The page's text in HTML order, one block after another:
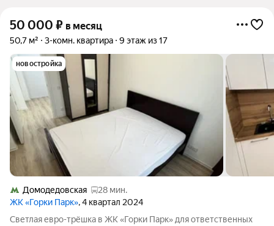
50 000 ₽ в месяц
50,7 м² 3-комн. квартира 9 этаж из 17
новостройка
Домодедовская
28 мин.
ЖК «Горки Парк», 4 квартал 2024
Светлая евро-трёшка в ЖК «Горки Парк» для ответственных